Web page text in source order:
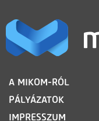
LÁBLÉC
A MIKOM-RÓL
PÁLYÁZATOK
IMPRESSZUM